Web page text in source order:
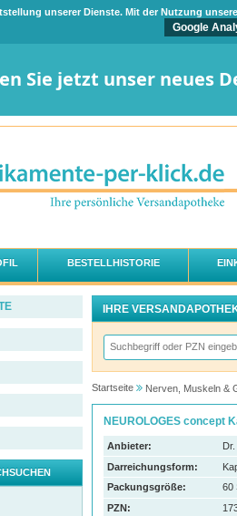
unserer Dienste. Mit der Nutzung
Google
Sie jetzt unser neues
BESTELLHISTORIE
IHRE
Startseite Nerven, Muskeln &
NEUROLOGES concept
Anbieter:
Darreichungsform:
Packungsgröße:
60
PZN: